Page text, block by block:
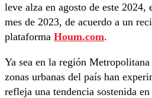
leve alza en agosto de este
mes de 2023, de acuerdo a un
plataforma Houm.com.
Ya sea en la región
zonas urbanas del país han
refleja una tendencia sostenida